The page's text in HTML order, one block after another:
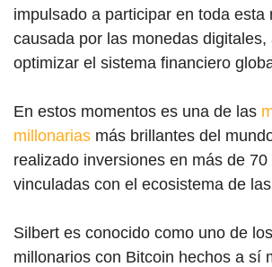
impulsado a participar en toda esta
causada por las monedas
optimizar el sistema financiero
En estos momentos es una de las
millonarias más brillantes del
realizado inversiones en más de
vinculadas con el ecosistema de
Silbert es conocido como uno de
millonarios con Bitcoin hechos a sí